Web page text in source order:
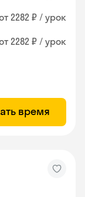
2282 ₽ / урок
2282 ₽ / урок
время